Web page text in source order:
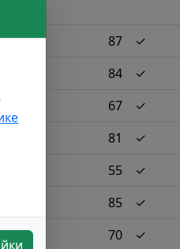
100 87 ✓
84 ✓
67 ✓
81 ✓
55 ✓
85 ✓
57 70 ✓